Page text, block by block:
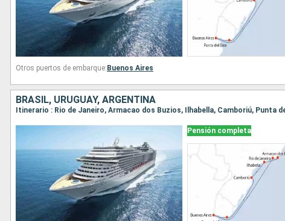
Otros puertos de embarque: Buenos Aires
BRASIL, URUGUAY, ARGENTINA
Pensión completa